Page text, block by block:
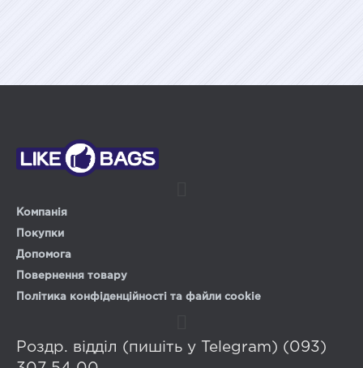
Компанія
Покупки
Допомога
Повернення товару
Політика конфіденційності та файли cookie
Роздр. відділ (пишіть у Telegram) (093)